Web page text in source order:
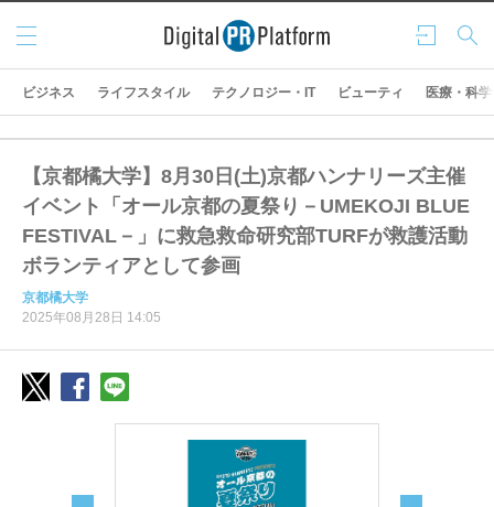
ログ
イン
検索
メニ
ュー
ビジネス ライフスタイル テクノロジー・IT ビューティ 医療・科学
【京都橘大学】8月30日(土)京都ハンナリーズ主催
イベント「オール京都の夏祭り－UMEKOJI BLUE
FESTIVAL－」に救急救命研究部TURFが救護活動
ボランティアとして参画
京都橘大学
2025年08月28日 14:05